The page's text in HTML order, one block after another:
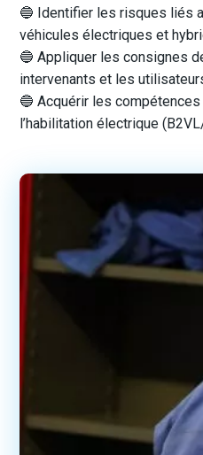
🔵 Identifier les risques liés
véhicules électriques et
🔵 Appliquer les consignes
intervenants et les
🔵 Acquérir les
l’habilitation électrique